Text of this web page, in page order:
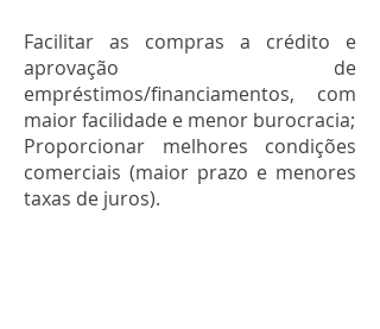
Facilitar as compras a crédito e
aprovação de
empréstimos/financiamentos, com
maior facilidade e menor burocracia;
Proporcionar melhores condições
comerciais (maior prazo e menores
taxas de juros).